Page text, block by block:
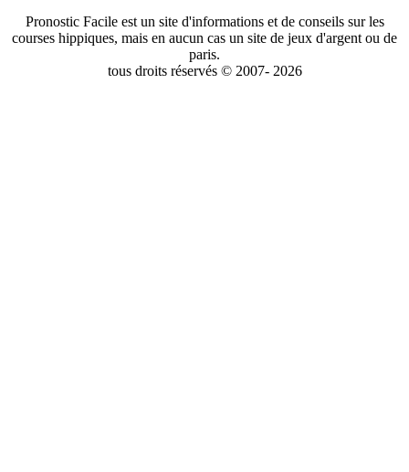
Pronostic Facile est un site d'informations et de conseils sur les
courses hippiques, mais en aucun cas un site de jeux d'argent ou de
paris.
tous droits réservés © 2007- 2026